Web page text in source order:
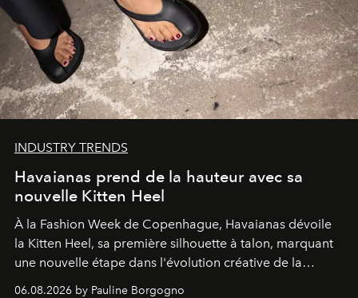
INDUSTRY TRENDS
Havaianas prend de la hauteur avec sa
nouvelle Kitten Heel
À la Fashion Week de Copenhague, Havaianas dévoile
la Kitten Heel, sa première silhouette à talon, marquant
une nouvelle étape dans l'évolution créative de la
06.08.2026 by Pauline Borgogno